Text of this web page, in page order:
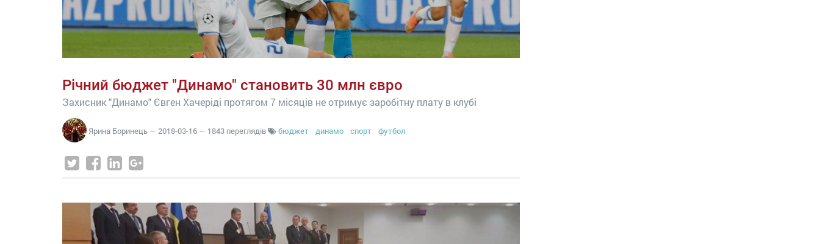
Річний бюджет "Динамо" становить 30 млн євро
Захисник "Динамо" Євген Хачеріді протягом 7 місяців не отримує заробітну плату в клубі
Ярина Боринець — 2018-03-16 — 1843 переглядів бюджет динамо спорт футбол